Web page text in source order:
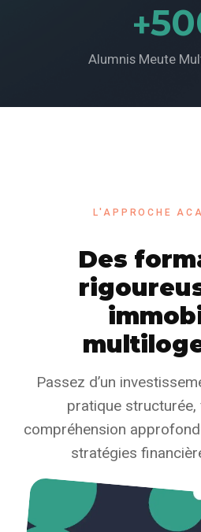
+
Alumnis Meute
L'APPROCHE
Des
Passez d’un
pratique
compréhension
stratégies